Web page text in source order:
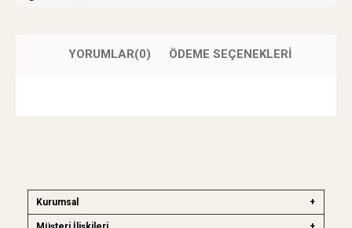
YORUMLAR(0) ÖDEME SEÇENEKLERI
Kurumsal